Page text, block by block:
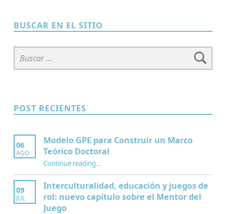
BUSCAR EN EL SITIO
Buscar:
POST RECIENTES
06
AGO
Modelo GPE para Construir un Marco
Teórico Doctoral
Continue reading“Modelo GPE para Construir un Marco Teórico Doctoral”
…
09
JUL
Interculturalidad, educación y juegos de
rol: nuevo capítulo sobre el Mentor del
Juego